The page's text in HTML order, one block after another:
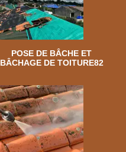
POSE DE BÂCHE ET
BÂCHAGE DE TOITURE82